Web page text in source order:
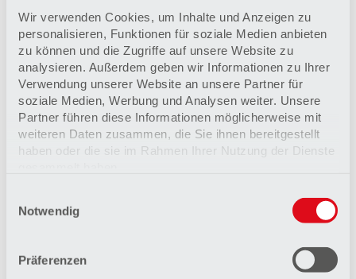
Wir verwenden Cookies, um Inhalte und Anzeigen zu
personalisieren, Funktionen für soziale Medien anbieten
zu können und die Zugriffe auf unsere Website zu
analysieren. Außerdem geben wir Informationen zu Ihrer
Verwendung unserer Website an unsere Partner für
soziale Medien, Werbung und Analysen weiter. Unsere
Partner führen diese Informationen möglicherweise mit
weiteren Daten zusammen, die Sie ihnen bereitgestellt
haben oder die sie im Rahmen Ihrer Nutzung der Dienste
Impressum
Notwendig
Präferenzen
Therapie von Erkrankungen der
Herzkranzgefäße
Operation: Bei Erkrankungen der Herzkranzgefäße